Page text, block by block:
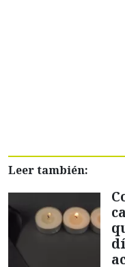
Leer también: